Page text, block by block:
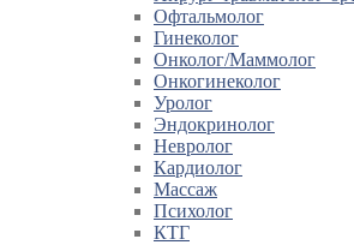
Офтальмолог
Гинеколог
Онколог/Маммолог
Онкогинеколог
Уролог
Эндокринолог
Невролог
Кардиолог
Массаж
Психолог
КТГ